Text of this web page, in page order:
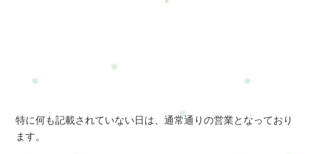
特に何も記載されていない日は、通常通りの営業となっており
ます。